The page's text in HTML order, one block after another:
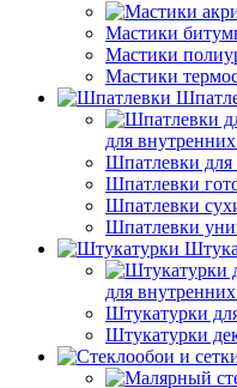
Мастики
Мастики
Мастики
для
Шпатлевки
Шпатлевки
Шпатлевки
Шпатлевки
для
Штукатурки
Штукатурки